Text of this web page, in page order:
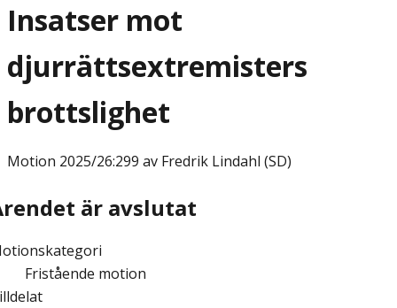
Insatser mot
djurrättsextremisters
brottslighet
Motion 2025/26:299 av Fredrik Lindahl (SD)
är avslutat
Fristående motion